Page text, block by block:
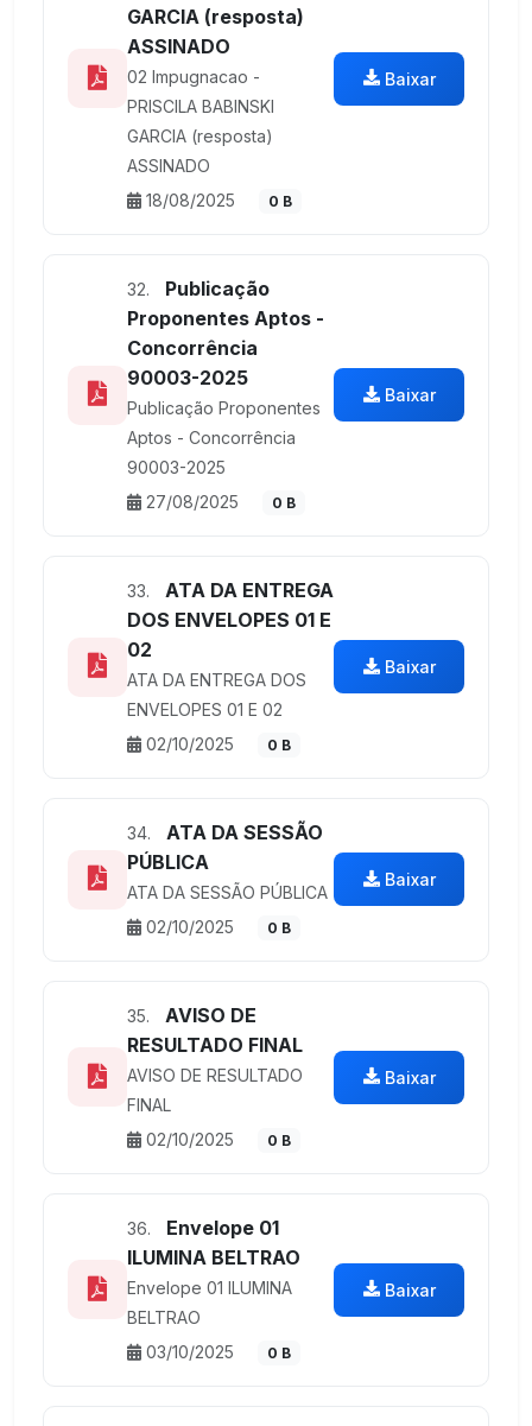
GARCIA (resposta)
ASSINADO
02 Impugnacao -
PRISCILA BABINSKI
GARCIA (resposta)
ASSINADO
18/08/2025
0 B
Baixar
32.
Publicação
Proponentes Aptos -
Concorrência
90003-2025
Publicação Proponentes
Aptos - Concorrência
90003-2025
27/08/2025
0 B
Baixar
33.
ATA DA ENTREGA
DOS ENVELOPES 01 E
02
ATA DA ENTREGA DOS
ENVELOPES 01 E 02
02/10/2025
0 B
Baixar
34.
ATA DA SESSÃO
PÚBLICA
ATA DA SESSÃO PÚBLICA
02/10/2025
0 B
Baixar
35.
AVISO DE
RESULTADO FINAL
AVISO DE RESULTADO
FINAL
02/10/2025
0 B
Baixar
36.
Envelope 01
ILUMINA BELTRAO
Envelope 01 ILUMINA
BELTRAO
03/10/2025
0 B
Baixar